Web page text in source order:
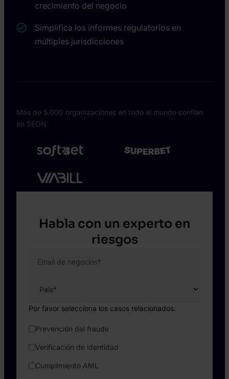
crecimiento del negocio
Simplifica los informes regulatorios en
múltiples jurisdicciones
Más de 5.000 organizaciones en todo el mundo confían
en SEON:
Habla con un experto en
riesgos
Email de negocios*
Por favor selecciona los casos relacionados:
Prevención del fraude
Verificación de identidad
Cumplimiento AML